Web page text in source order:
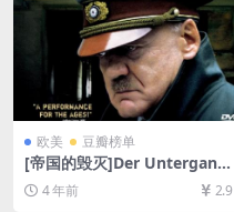
欧美 豆瓣榜单
[帝国的毁灭]Der Untergang
(2004)[百度网盘+迅雷云盘资
源1080P超清未删减][MP4/9.
4 年前 2.9